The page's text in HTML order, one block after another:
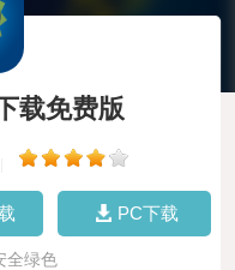
载免费版
PC下载
全绿色